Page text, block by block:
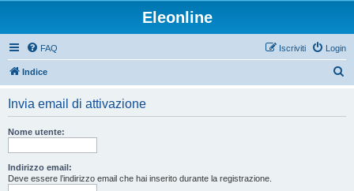
Eleonline
FAQ Login
Iscriviti
Indice
Invia email di attivazione
Nome utente:
Indirizzo email:
Deve essere l’indirizzo email che hai inserito durante la registrazione.